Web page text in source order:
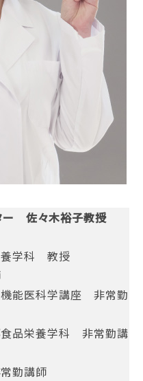
ター 佐々木裕子教授
学科 教授
能医科学講座 非常勤
品栄養学科 非常勤講
勤講師